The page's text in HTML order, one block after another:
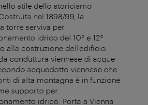
stile dello storicismo
nel 1898/99, la
torre serviva per
idrico del 10° e 12°
alla costruzione dell'edificio
conduttura viennese di acque
acquedotto viennese che
di alta montagna è in funzione
supporto per
idrico. Porta a Vienna